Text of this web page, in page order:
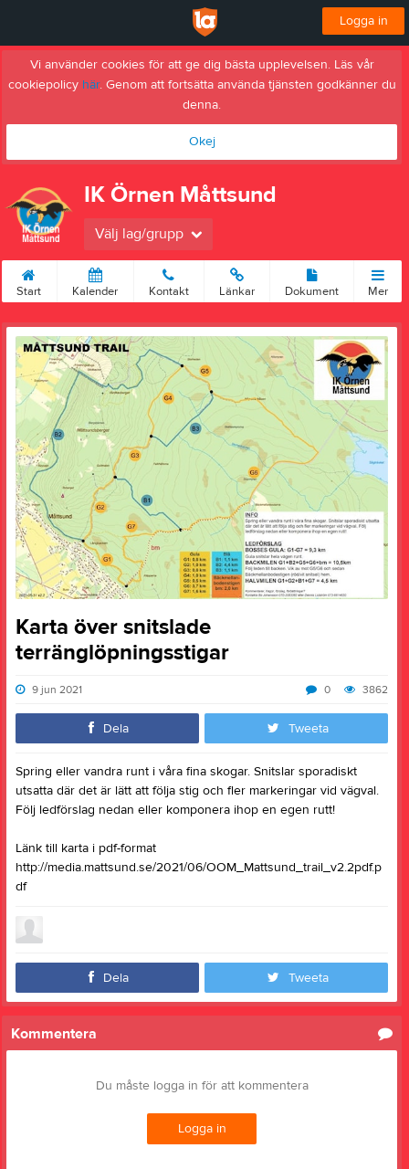
Logga in
Vi använder cookies för att ge dig bästa upplevelsen. Läs vår
cookiepolicy här. Genom att fortsätta använda tjänsten godkänner du
denna.
Okej
IK Örnen Måttsund
Välj lag/grupp
Start Kalender Kontakt Länkar Dokument Mer
Karta över snitslade
terränglöpningsstigar
9 jun 2021 3862
0
Dela Tweeta
Spring eller vandra runt i våra fina skogar. Snitslar sporadiskt
utsatta där det är lätt att följa stig och fler markeringar vid vägval.
Följ ledförslag nedan eller komponera ihop en egen rutt!
Länk till karta i pdf-format
http://media.mattsund.se/2021/06/OOM_Mattsund_trail_v2.2pdf.p
df
Dela Tweeta
Kommentera
Du måste logga in för att kommentera
Logga in